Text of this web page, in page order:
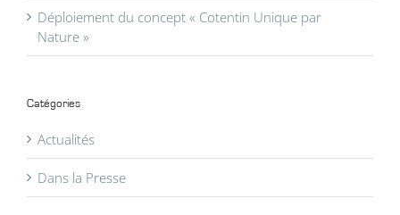
Déploiement du concept « Cotentin Unique par
Nature »
Catégories
Actualités
Dans la Presse